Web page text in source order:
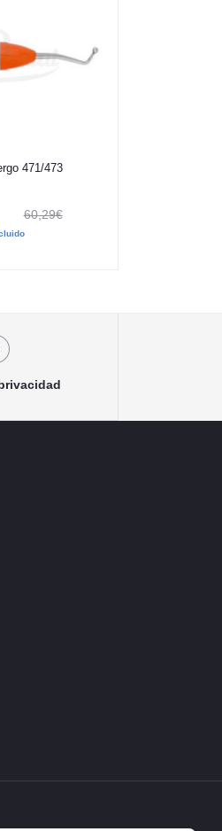
carrito471/473
60,29€